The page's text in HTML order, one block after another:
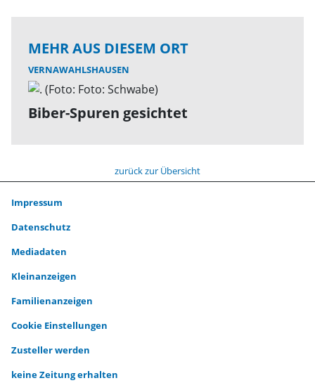
MEHR AUS DIESEM ORT
VERNAWAHLSHAUSEN
Biber-Spuren gesichtet
zurück zur Übersicht
Impressum
Datenschutz
Mediadaten
Kleinanzeigen
Familienanzeigen
Cookie Einstellungen
Zusteller werden
keine Zeitung erhalten